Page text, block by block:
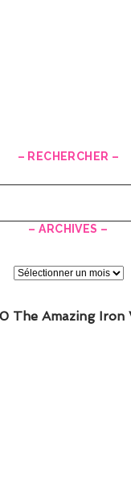
– RECHERCHER –
– ARCHIVES –
ARCHIVES
The Amazing Iron